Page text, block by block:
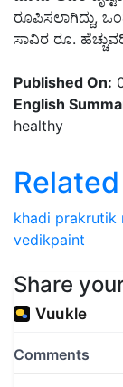
ರೂಪಿಸಲಾಗಿದ್ದು,
ಸಾವಿರ ರೂ.
Published On:
English
healthy
khadi prakrutik
vedikpaint
Share